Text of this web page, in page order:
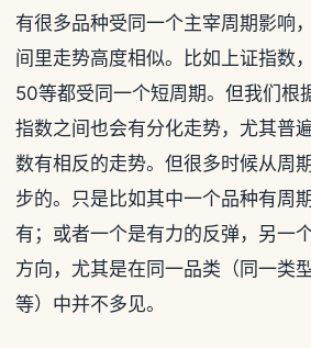
有很多品种受同一个主宰周期影响
间里走势高度相似。比如上证指数
50等都受同一个短周期。但我们根
指数之间也会有分化走势，尤其普
数有相反的走势。但很多时候从周
步的。只是比如其中一个品种有周
有；或者一个是有力的反弹，另一
方向，尤其是在同一品类（同一类
等）中并不多见。